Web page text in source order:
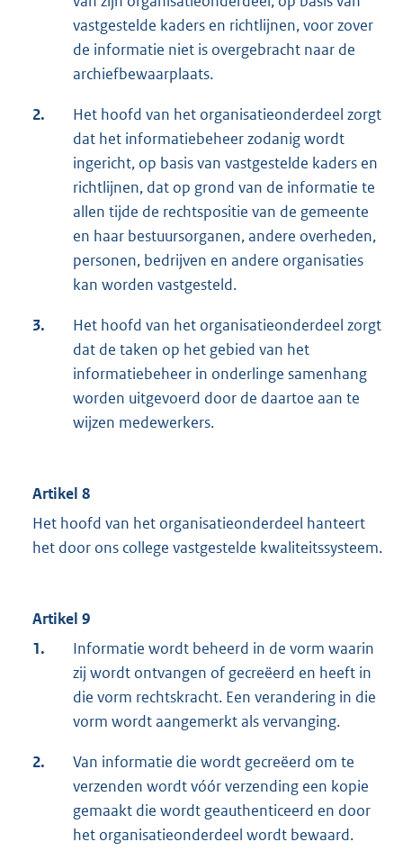
vastgestelde kaders en richtlijnen, voor zover
de informatie niet is overgebracht naar de
archiefbewaarplaats.
2.
Het hoofd van het organisatieonderdeel zorgt
dat het informatiebeheer zodanig wordt
ingericht, op basis van vastgestelde kaders en
richtlijnen, dat op grond van de informatie te
allen tijde de rechtspositie van de gemeente
en haar bestuursorganen, andere overheden,
personen, bedrijven en andere organisaties
kan worden vastgesteld.
3.
Het hoofd van het organisatieonderdeel zorgt
dat de taken op het gebied van het
informatiebeheer in onderlinge samenhang
worden uitgevoerd door de daartoe aan te
wijzen medewerkers.
Artikel 8
Het hoofd van het organisatieonderdeel hanteert
het door ons college vastgestelde kwaliteitssysteem.
Artikel 9
1.
Informatie wordt beheerd in de vorm waarin
zij wordt ontvangen of gecreëerd en heeft in
die vorm rechtskracht. Een verandering in die
vorm wordt aangemerkt als vervanging.
2.
Van informatie die wordt gecreëerd om te
verzenden wordt vóór verzending een kopie
gemaakt die wordt geauthenticeerd en door
het organisatieonderdeel wordt bewaard.